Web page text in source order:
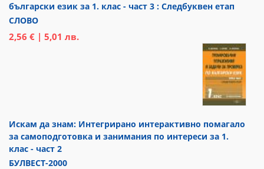
български език за 1. клас - част 3 : Следбуквен етап
СЛОВО
2,56 € | 5,01 лв.
Искам да знам: Интегрирано интерактивно помагало
за самоподготовка и занимания по интереси за 1.
клас - част 2
БУЛВЕСТ-2000